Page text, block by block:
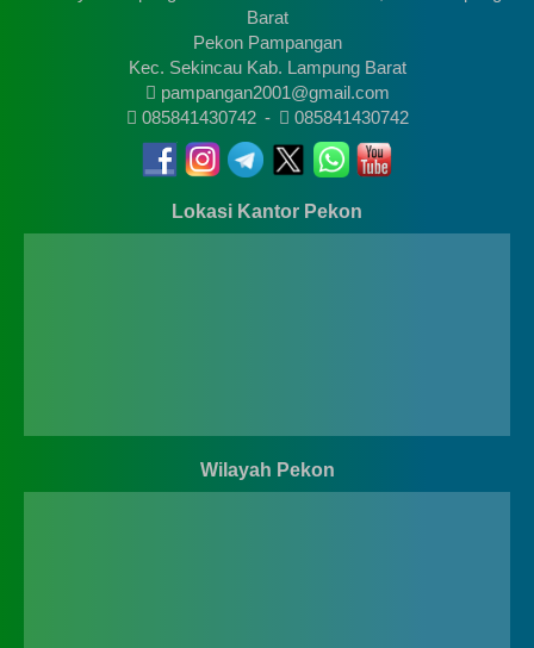
Barat
Pekon Pampangan
Kec. Sekincau Kab. Lampung Barat
pampangan2001@gmail.com
085841430742 - 085841430742
Lokasi Kantor Pekon
Wilayah Pekon